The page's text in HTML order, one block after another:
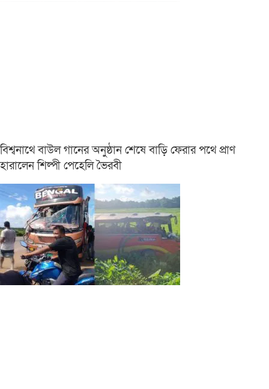
বিশ্বনাথে বাউল গানের অনুষ্ঠান শেষে বাড়ি ফেরার পথে প্রাণ
হারালেন শিল্পী পেহেলি ভৈরবী